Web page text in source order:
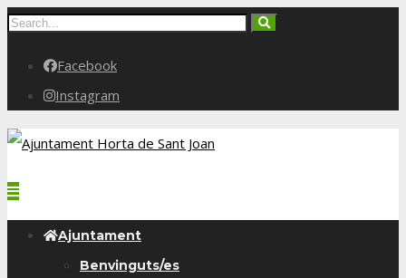
Facebook
Instagram
Ajuntament
Benvinguts/es